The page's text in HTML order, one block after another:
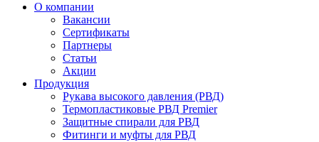
О компании
Вакансии
Сертификаты
Партнеры
Статьи
Акции
Продукция
Рукава высокого давления (РВД)
Термопластиковые РВД Premier
Защитные спирали для РВД
Фитинги и муфты для РВД